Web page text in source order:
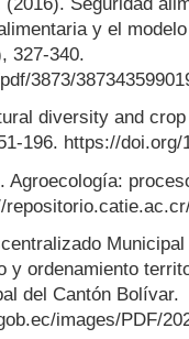
y el
327-340.
3873/
diversity and
196. https://doi.org/
Agroecología:
y ordenamiento
del Cantón Bolívar.
images/PDF/